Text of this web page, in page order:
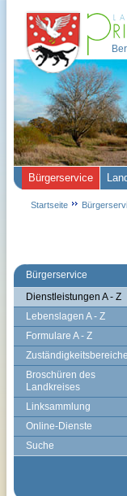
Bürgerservice
Dienstleistungen A - Z
Lebenslagen A - Z
Formulare A - Z
Zuständigkeitsbereiche
Broschüren des
Landkreises
Linksammlung
Online-Dienste
Suche
Bürgerservice
Startseite